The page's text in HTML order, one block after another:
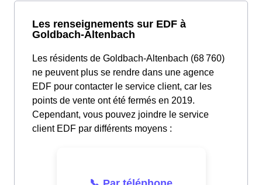
Les renseignements sur EDF à
Goldbach-Altenbach
Les résidents de Goldbach-Altenbach (68 760)
ne peuvent plus se rendre dans une agence
EDF pour contacter le service client, car les
points de vente ont été fermés en 2019.
Cependant, vous pouvez joindre le service
client EDF par différents moyens :